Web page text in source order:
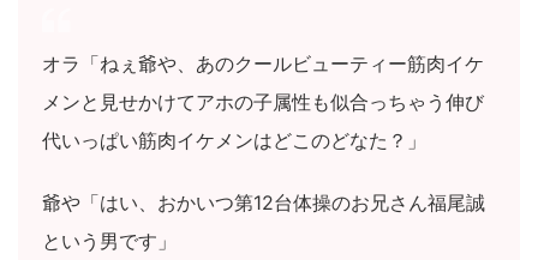
オラ「ねぇ爺や、あのクールビューティー筋肉イケ
メンと見せかけてアホの子属性も似合っちゃう伸び
代いっぱい筋肉イケメンはどこのどなた？」
爺や「はい、おかいつ第12台体操のお兄さん福尾誠
という男です」